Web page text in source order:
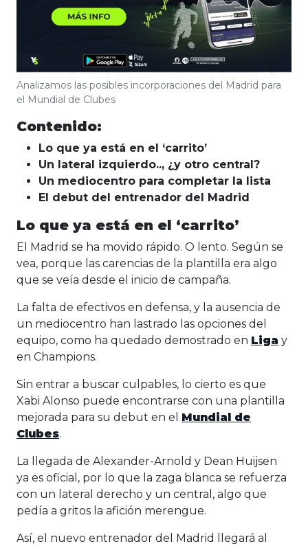
Analizamos las posibles incorporaciones del Madrid para
el Mundial de Clubes
Contenido:
Lo que ya está en el ‘carrito’
Un lateral izquierdo.., ¿y otro central?
Un mediocentro para completar la lista
El debut del entrenador del Madrid
Lo que ya está en el ‘carrito’
El Madrid se ha movido rápido. O lento. Según se
vea, porque las carencias de la plantilla era algo
que se veía desde el inicio de campaña.
La falta de efectivos en defensa, y la ausencia de
un mediocentro han lastrado las opciones del
equipo, como ha quedado demostrado en Liga y
en Champions.
Sin entrar a buscar culpables, lo cierto es que
Xabi Alonso puede encontrarse con una plantilla
mejorada para su debut en el Mundial de
Clubes.
La llegada de Alexander-Arnold y Dean Huijsen
ya es oficial, por lo que la zaga blanca se refuerza
con un lateral derecho y un central, algo que
pedía a gritos la afición merengue.
Así, el nuevo entrenador del Madrid llegará al